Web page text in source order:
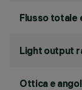
Flusso totale
Light output
Ottica e